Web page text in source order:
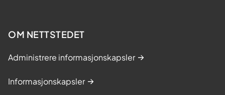
OM NETTSTEDET
Administrere informasjonskapsler
Informasjonskapsler